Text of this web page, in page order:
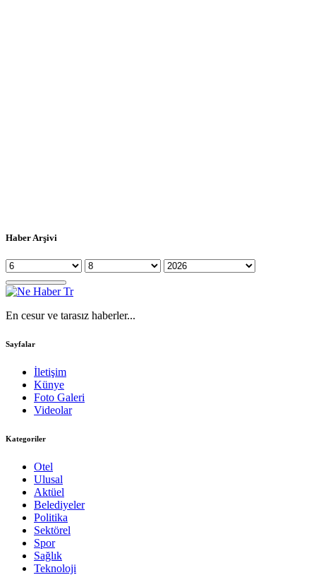
Haber Arşivi
En cesur ve tarasız haberler...
Sayfalar
İletişim
Künye
Foto Galeri
Videolar
Kategoriler
Otel
Ulusal
Aktüel
Belediyeler
Politika
Sektörel
Spor
Sağlık
Teknoloji